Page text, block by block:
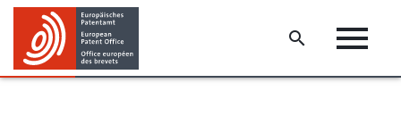
Skip
main
content
Skip
footer